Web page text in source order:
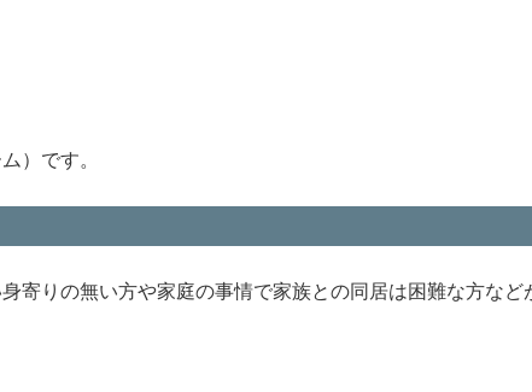
）です。
寄りの無い方や家庭の事情で家族との同居は困難な方など